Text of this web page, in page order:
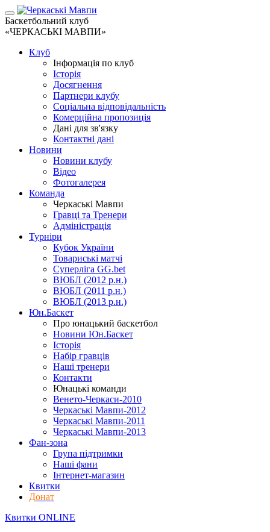
Баскетбольний клуб
«ЧЕРКАСЬКІ МАВПИ»
Клуб
Інформація по клуб
Історія
Досягнення
Партнери клубу
Соціальна відповідальність
Комерційна пропозиція
Дані для зв'язку
Контактні дані
Новини
Новини клубу
Відео
Фотогалерея
Команда
Черкаські Мавпи
Гравці та Тренери
Адміністрація
Турніри
Кубок України
Товариські матчі
Суперліга GG.bet
ВЮБЛ (2012 р.н.)
ВЮБЛ (2011 р.н.)
ВЮБЛ (2013 р.н.)
Юн.Баскет
Про юнацький баскетбол
Новини Юн.Баскет
Історія
Набір гравців
Наші тренери
Контакти
Юнацькі команди
Венето-Черкаси-2010
Черкаські Мавпи-2012
Черкаські Мавпи-2011
Черкаські Мавпи-2013
Фан-зона
Група підтримки
Наші фани
Інтернет-магазин
Квитки
Донат
Квитки ONLINE